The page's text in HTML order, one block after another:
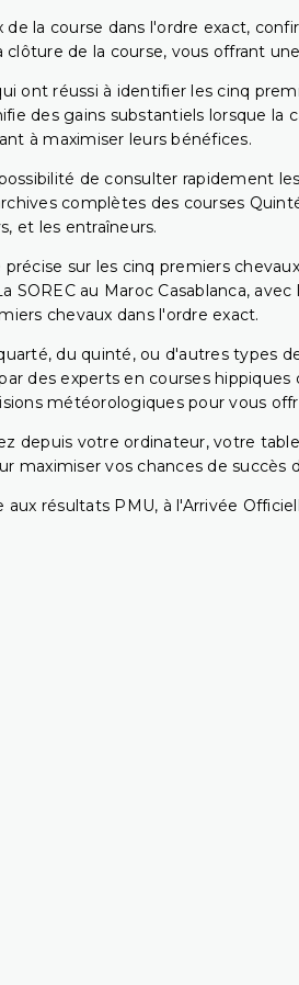
la course dans l'ordre exact,
de la course, vous offrant
ont réussi à identifier les cinq
des gains substantiels lorsque
à maximiser leurs bénéfices.
de consulter rapidement
complètes des courses
et les entraîneurs.
sur les cinq premiers
au Maroc Casablanca,
chevaux dans l'ordre exact.
du quinté, ou d'autres types
des experts en courses
météorologiques pour vous
depuis votre ordinateur, votre
vos chances de succès
résultats PMU, à l'Arrivée